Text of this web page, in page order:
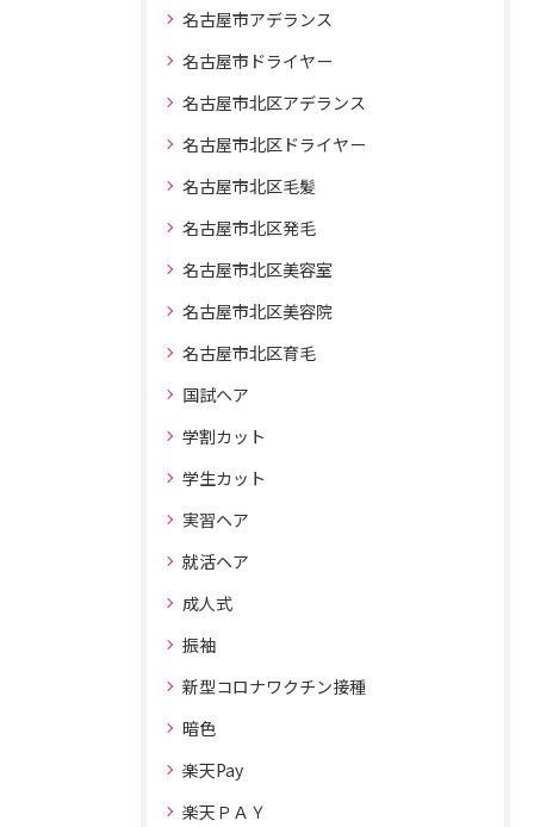
名古屋市アデランス
名古屋市ドライヤー
名古屋市北区アデランス
名古屋市北区ドライヤー
名古屋市北区毛髪
名古屋市北区発毛
名古屋市北区美容室
名古屋市北区美容院
名古屋市北区育毛
国試ヘア
学割カット
学生カット
実習ヘア
就活ヘア
成人式
振袖
新型コロナワクチン接種
暗色
楽天Pay
楽天ＰＡＹ